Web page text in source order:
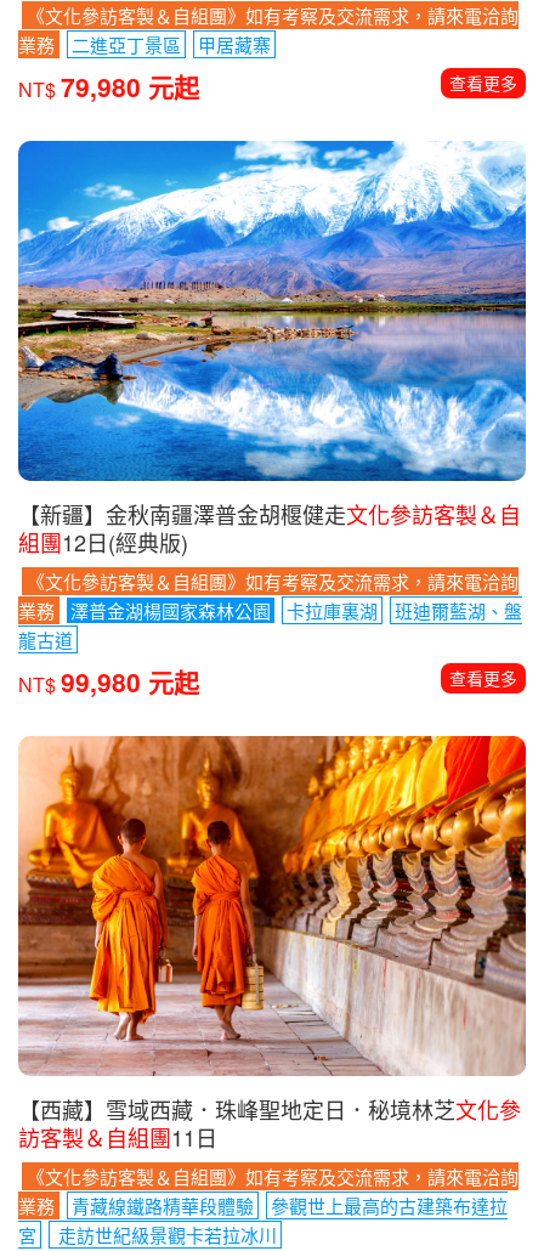
《文化參訪客製＆自組團》如有考察及交流需求，請來電洽詢
業務
二進亞丁景區 甲居藏寨
NT$79,980 元起 查看更多
【新疆】金秋南疆澤普金胡椻健走文化參訪客製＆自
組團12日(經典版)
《文化參訪客製＆自組團》如有考察及交流需求，請來電洽詢
業務
澤普金湖楊國家森林公園 卡拉庫裏湖
班迪爾藍湖、盤
龍古道
NT$99,980 元起 查看更多
【西藏】雪域西藏．珠峰聖地定日．秘境林芝文化參
訪客製＆自組團11日
《文化參訪客製＆自組團》如有考察及交流需求，請來電洽詢
業務
青藏線鐵路精華段體驗
參觀世上最高的古建築布達拉
宮
走訪世紀級景觀卡若拉冰川